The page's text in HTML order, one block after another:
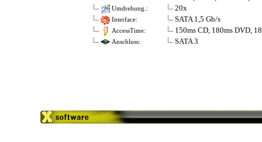
Umdrehung.: 20x
Interface: SATA 1,5 Gb/s
AccessTime: 150ms CD, 180ms DVD,
Anschluss: SATA 3